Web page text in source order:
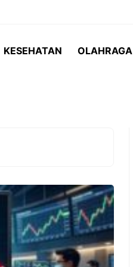
KESEHATAN OLAHRAGA
Mereka memiliki minat,
karakter, kecepatan
dan cara memahami
yang berbeda-beda.
...